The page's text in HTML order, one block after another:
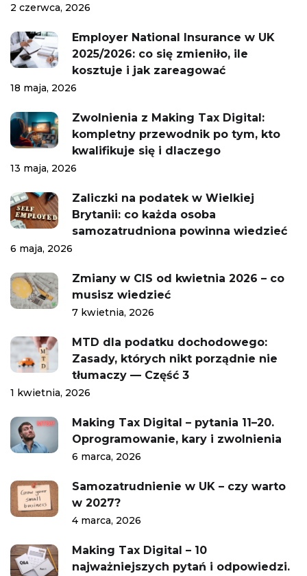
2 czerwca, 2026
Employer National Insurance w UK
2025/2026: co się zmieniło, ile
kosztuje i jak zareagować
18 maja, 2026
Zwolnienia z Making Tax Digital:
kompletny przewodnik po tym, kto
kwalifikuje się i dlaczego
13 maja, 2026
Zaliczki na podatek w Wielkiej
Brytanii: co każda osoba
samozatrudniona powinna wiedzieć
6 maja, 2026
Zmiany w CIS od kwietnia 2026 – co
musisz wiedzieć
7 kwietnia, 2026
MTD dla podatku dochodowego:
Zasady, których nikt porządnie nie
tłumaczy — Część 3
1 kwietnia, 2026
Making Tax Digital – pytania 11–20.
Oprogramowanie, kary i zwolnienia
6 marca, 2026
Samozatrudnienie w UK – czy warto
w 2027?
4 marca, 2026
Making Tax Digital – 10
najważniejszych pytań i odpowiedzi.